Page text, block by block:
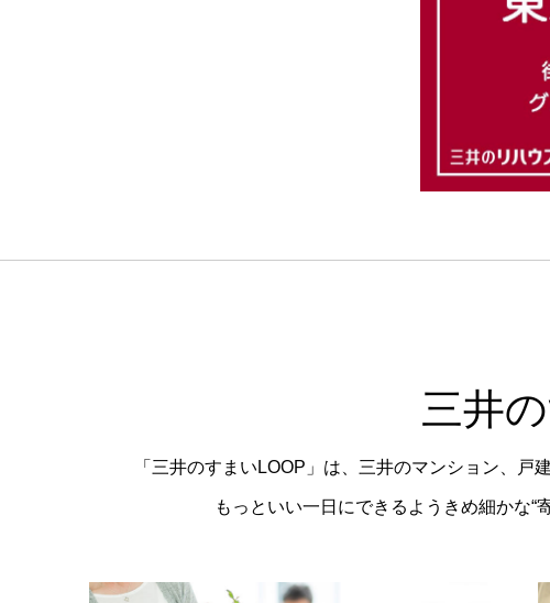
三井
「三井のすまいLOOP」は、三井のマンション、
もっといい一日にできるようきめ細かな“